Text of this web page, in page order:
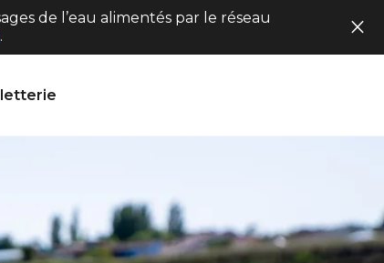
de l’eau alimentés par le réseau
.